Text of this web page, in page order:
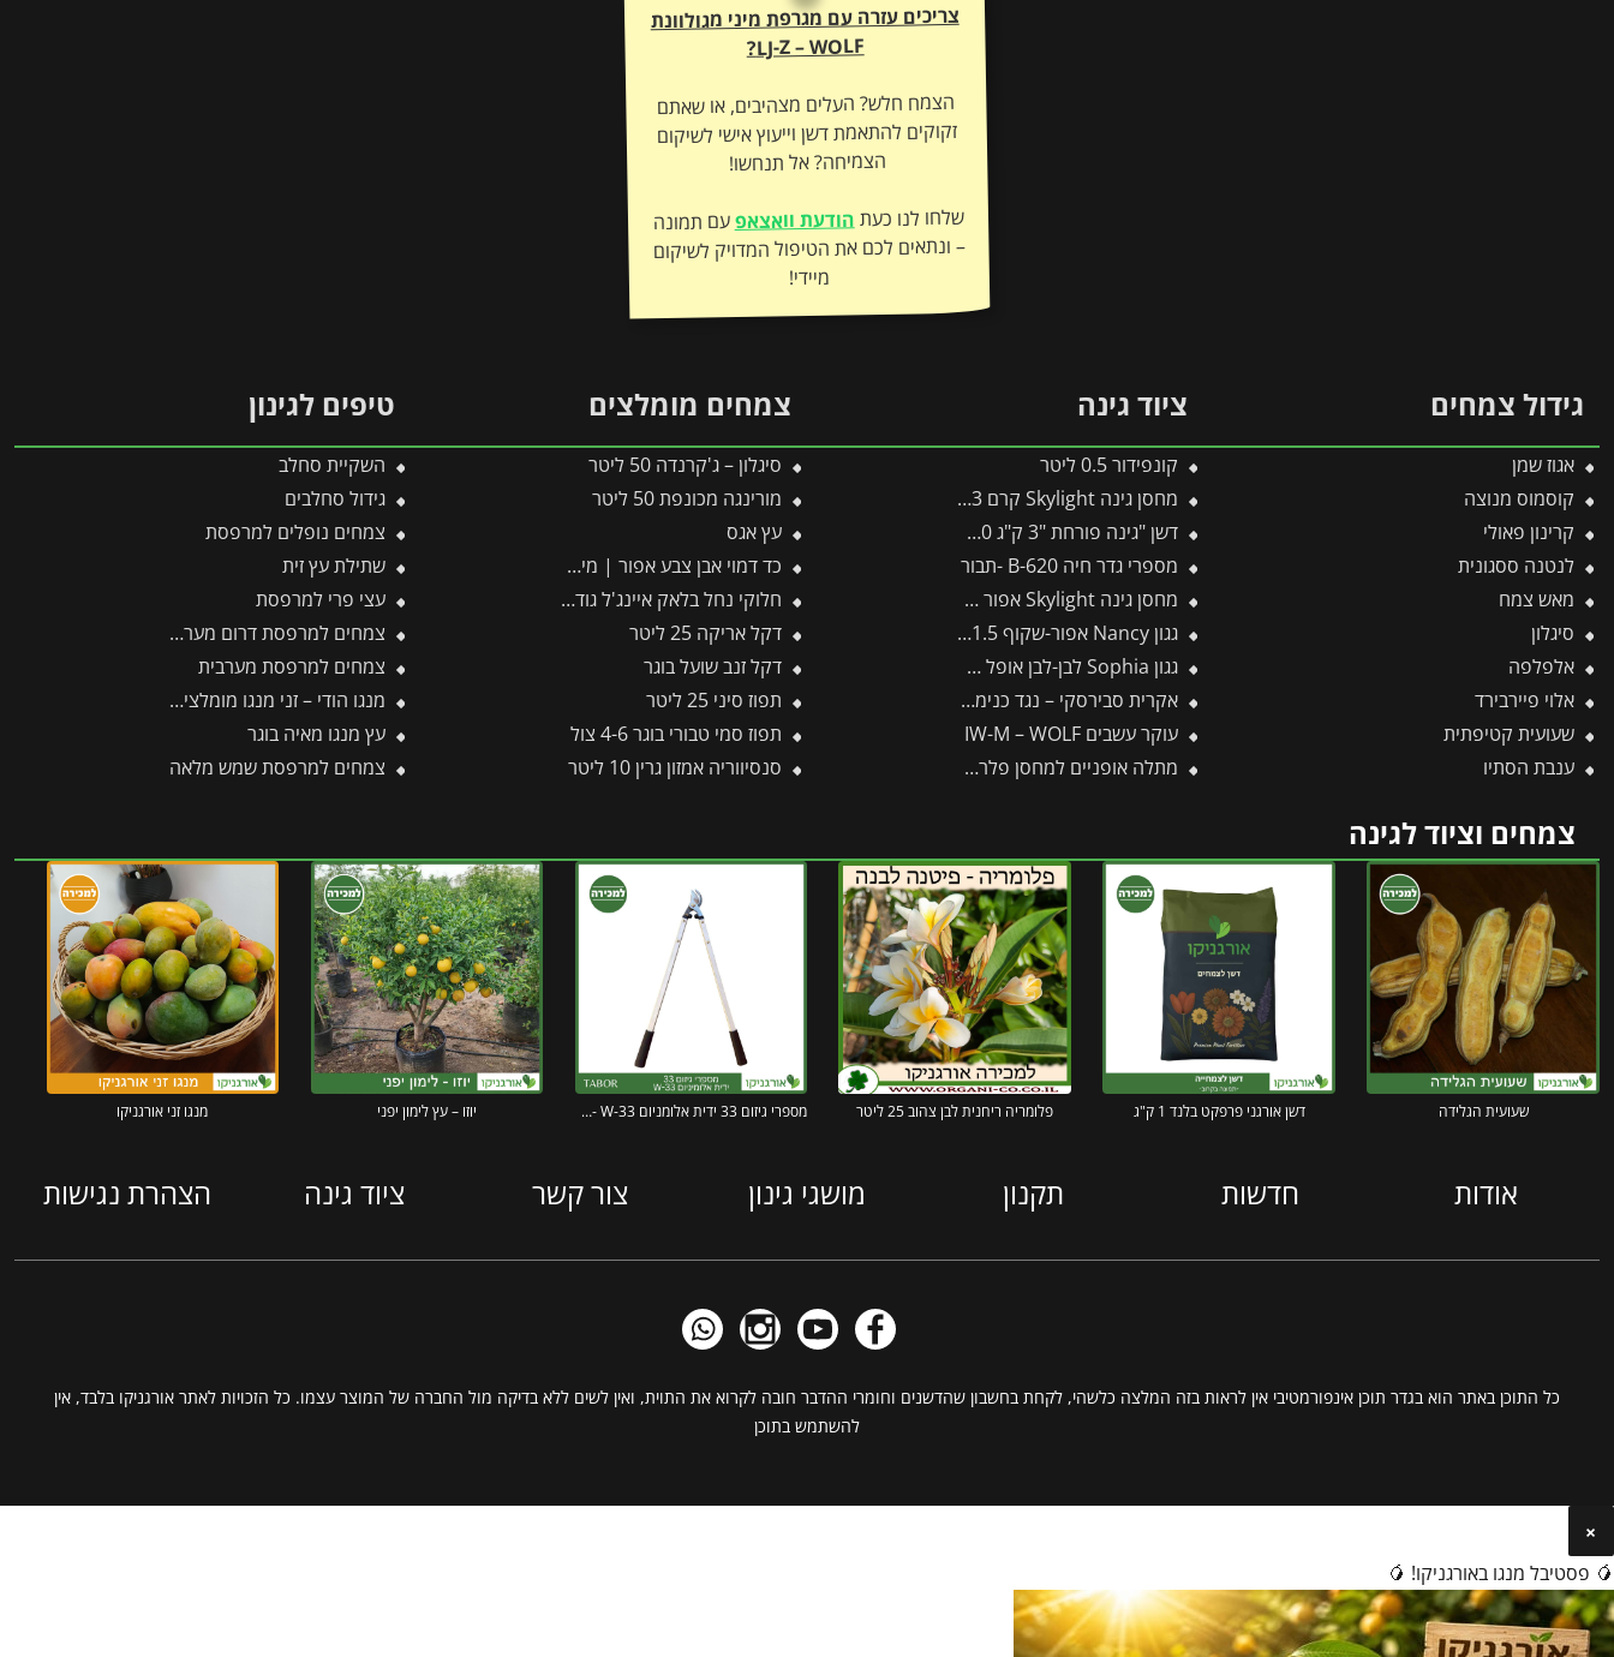
צריכים עזרה עם מגרפת מיני מגולוונת
LJ-Z – WOLF?
הצמח חלש? העלים מצהיבים, או שאתם
זקוקים להתאמת דשן וייעוץ אישי לשיקום
הצמיחה? אל תנחשו!
שלחו לנו כעתהודעת וואצאפעם תמונה
– ונתאים לכם את הטיפול המדויק לשיקום
מיידי!
גידול צמחים
אגוז שמן
קוסמוס מנוצה
קרינון פאולי
לנטנה ססגונית
מאש צמח
סיגלון
אלפלפה
אלוי פיירבירד
שעועית קטיפתית
ענבת הסתיו
ציוד גינה
קונפידור 0.5 ליטר
מחסן גינה Skylight קרם 1.9X2.3 מבית פלרם – קנופיה
דשן "גינה פורחת "3 ק"ג 150 מר' FLOWER
מספרי גדר חיה B-620 -תבור
מחסן גינה Skylight אפור 1.2X1.8 מבית פלרם – קנופיה
גגון Nancy אפור-שקוף 0.9X1.5 עיצוב מודרני מבית פלרם – Canopia
גגון Sophia לבן-לבן אופל 1X2.2 עיצוב מודרני מבית פלרם – Canopia
אקרית סבירסקי – נגד כנימת עש הטבק, תריפס
עוקר עשבים IW-M – WOLF
מתלה אופניים למחסן פלרם – Canopia
צמחים מומלצים
סיגלון – ג'קרנדה 50 ליטר
מורינגה מכונפת 50 ליטר
עץ אגס
כד דמוי אבן צבע אפור | מידות 55×59 ס״מ
חלוקי נחל בלאק איינג'ל גודל 2 – שק 20 ק״ג
דקל אריקה 25 ליטר
דקל זנב שועל בוגר
תפוז סיני 25 ליטר
תפוז סמי טבורי בוגר 4-6 צול
סנסיווריה אמזון גרין 10 ליטר
טיפים לגינון
השקיית סחלב
גידול סחלבים
צמחים נופלים למרפסת
שתילת עץ זית
עצי פרי למרפסת
צמחים למרפסת דרום מערבית
צמחים למרפסת מערבית
מנגו הודי – זני מנגו מומלצים בעלי פרופיל טעם עשיר וארומטי
עץ מנגו מאיה בוגר
צמחים למרפסת שמש מלאה
צמחים וציוד לגינה
שעועית הגלידה דשן אורגני פרפקט בלנד 1 ק"ג פלומריה ריחנית לבן צהוב 25 ליטר מספרי גיזום 33 ידית אלומניום W-33 -תבור יוזו – עץ לימון יפני מנגו זני אורגניקו
אודות חדשות תקנון מושגי גינון צור קשר ציוד גינה הצהרת נגישות
כל התוכן באתר הוא בגדר תוכן אינפורמטיבי אין לראות בזה המלצה כלשהי, לקחת בחשבון שהדשנים וחומרי ההדבר חובה לקרוא את התוית, ואין לשים ללא בדיקה מול החברה של המוצר עצמו. כל הזכויות לאתר אורגניקו בלבד, אין
להשתמש בתוכן
×
🥭 פסטיבל מנגו באורגניקו! 🥭